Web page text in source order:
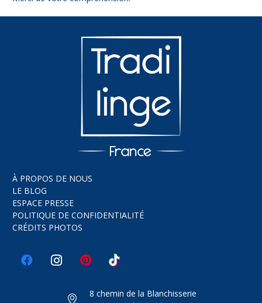
À PROPOS DE NOUS
LE BLOG
ESPACE PRESSE
POLITIQUE DE CONFIDENTIALITÉ
CRÉDITS PHOTOS
8 chemin de la Blanchisserie